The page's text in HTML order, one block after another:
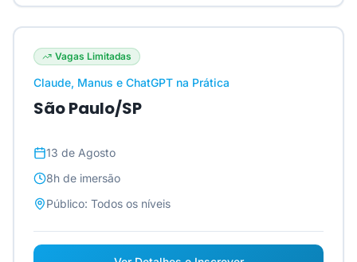
Vagas Limitadas
Claude, Manus e ChatGPT na Prática
São Paulo/SP
13 de Agosto
8h de imersão
Público: Todos os níveis